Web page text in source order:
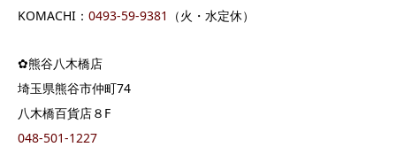
KOMACHI： 0493-59-9381 （火・水定休）
✿熊谷八木橋店
埼玉県熊谷市仲町74
八木橋百貨店８F
048-501-1227